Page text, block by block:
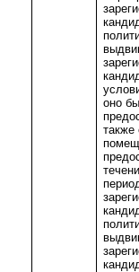
оно
также